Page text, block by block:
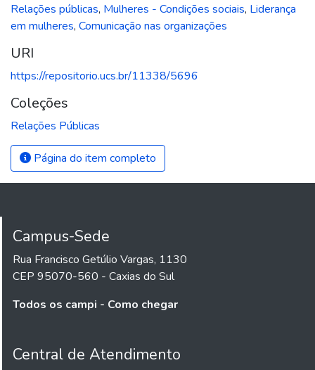
Relações públicas, Mulheres - Condições sociais, Liderança
em mulheres, Comunicação nas organizações
URI
https://repositorio.ucs.br/11338/5696
Coleções
Relações Públicas
Página do item completo
Campus-Sede
Rua Francisco Getúlio Vargas, 1130
CEP 95070-560 - Caxias do Sul
Todos os campi - Como chegar
Central de Atendimento